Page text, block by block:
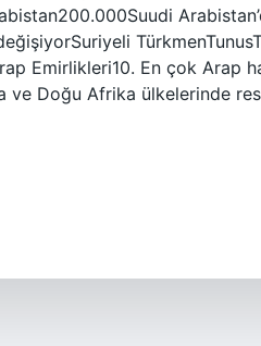
Emirlikleri10. En çok Arap
ve Doğu Afrika ülkelerinde